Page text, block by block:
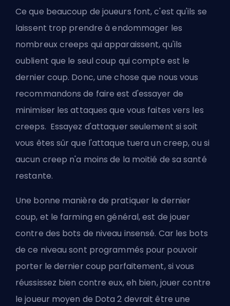
Ce que beaucoup de joueurs font, c'est qu'ils se
laissent trop prendre à endommager les
nombreux creeps qui apparaissent, qu'ils
oublient que le seul coup qui compte est le
dernier coup. Donc, une chose que nous vous
recommandons de faire est d'essayer de
minimiser les attaques que vous faites vers les
creeps. Essayez d'attaquer seulement si soit
vous êtes sûr que l'attaque tuera un creep, ou si
aucun creep n'a moins de la moitié de sa santé
restante.
Une bonne manière de pratiquer le dernier
coup, et le farming en général, est de jouer
contre des bots de niveau insensé. Car les bots
de ce niveau sont programmés pour pouvoir
porter le dernier coup parfaitement, si vous
réussissez bien contre eux, eh bien, jouer contre
le joueur moyen de Dota 2 devrait être une